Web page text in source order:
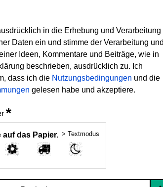
in die Erhebung und Verarbeitung
Daten ein und stimme der Verarbeitung und
Ideen, Kommentare und Beiträge, wie in
beschrieben, ausdrücklich zu. Ich
dass ich die Nutzungsbedingungen und die
gelesen habe und akzeptiere.
*
auf das Papier. > Textmodus